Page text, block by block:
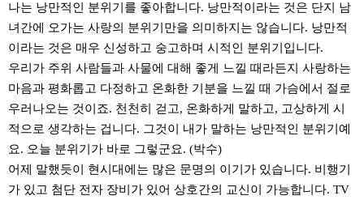
나는 낭만적인 분위기를 좋아합니다. 낭만적이라는 것은 단지 남
녀간에 오가는 사랑의 분위기만을 의미하지는 않습니다. 낭만적
이라는 것은 매우 신성하고 숭고하며 시적인 분위기입니다.
우리가 주위 사람들과 사물에 대해 좋게 느낄 때라든지 사랑하는
마음과 평화롭고 다정하고 온화한 기분을 느낄 때 가슴에서 절로
우러나오는 것이죠. 천천히 걷고, 온화하게 말하고, 고상하게 시
적으로 생각하는 겁니다. 그것이 내가 말하는 낭만적인 분위기예
요. 오늘 분위기가 바로 그렇군요. (박수)
어제 말했듯이 현시대에는 많은 문명의 이기가 있습니다. 비행기
가 있고 첨단 전자 장비가 있어 상호간의 교신이 가능합니다. TV